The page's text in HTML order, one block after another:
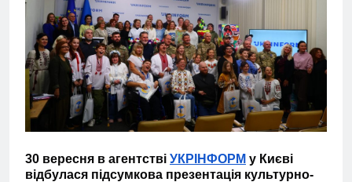
30 вересня в агентстві УКРІНФОРМ у Києві
відбулася підсумкова презентація культурно-